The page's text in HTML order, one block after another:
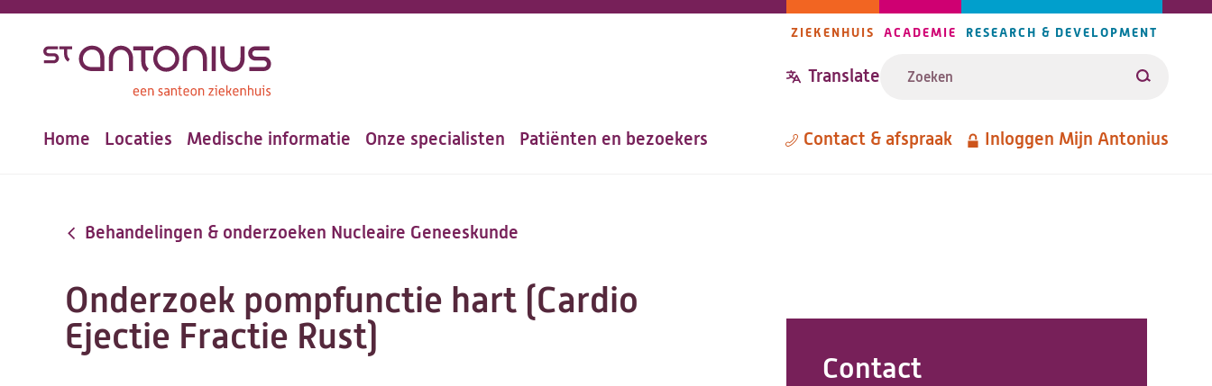
inhoud
navigatie
ZIEKENHUIS ACADEMIE RESEARCH & DEVELOPMENT
Translate Zoeken
Hoofdnavigatie
Home Locaties Medische informatie Onze specialisten Patiënten en bezoekers Metanavigatie
Contact & afspraak Inloggen Mijn Antonius
Behandelingen & onderzoeken Nucleaire Geneeskunde
Onderzoek pompfunctie hart (Cardio
Ejectie Fractie Rust)
Contact